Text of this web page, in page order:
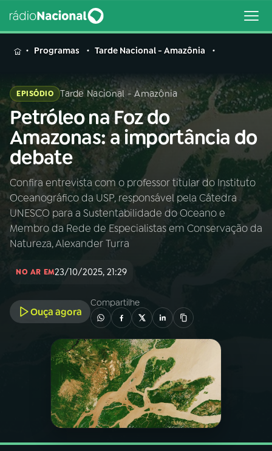
MENU
Buscar
na
Rádio
Nacional
Buscar
AO VIVO
INÍCIO
03PROGRAMAÇÃO
PROGRAMAS
PODCASTS
VIDEOCASTS
Programas Tarde Nacional - Amazônia
EPISÓDIO Tarde Nacional - Amazônia
Petróleo na Foz do
Amazonas: a importância do
debate
Confira entrevista com o professor titular do Instituto
Oceanográfico da USP, responsável pela Cátedra
UNESCO para a Sustentabilidade do Oceano e
Membro da Rede de Especialistas em Conservação da
Natureza, Alexander Turra
NO AR EM23/10/2025, 21:29
Ouça agora
Compartilhe